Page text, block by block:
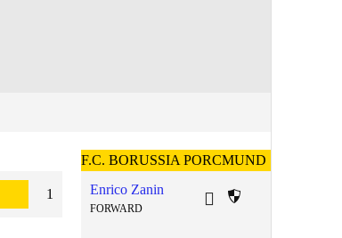
F.C. BORUSSIA PORCMUND
Enrico Zanin
FORWARD
1